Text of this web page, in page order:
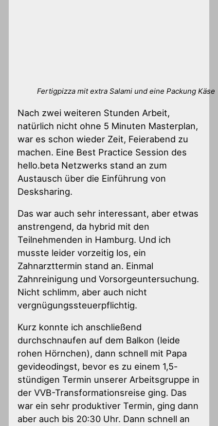
Fertigpizza mit extra Salami und eine Packung Käse
Nach zwei weiteren Stunden Arbeit,
natürlich nicht ohne 5 Minuten Masterplan,
war es schon wieder Zeit, Feierabend zu
machen. Eine Best Practice Session des
hello.beta Netzwerks stand an zum
Austausch über die Einführung von
Desksharing.
Das war auch sehr interessant, aber etwas
anstrengend, da hybrid mit den
Teilnehmenden in Hamburg. Und ich
musste leider vorzeitig los, ein
Zahnarzttermin stand an. Einmal
Zahnreinigung und Vorsorgeuntersuchung.
Nicht schlimm, aber auch nicht
vergnügungssteuerpflichtig.
Kurz konnte ich anschließend
durchschnaufen auf dem Balkon (leide
rohen Hörnchen), dann schnell mit Papa
gevideodingst, bevor es zu einem 1,5-
stündigen Termin unserer Arbeitsgruppe in
der VVB-Transformationsreise ging. Das
war ein sehr produktiver Termin, ging dann
aber auch bis 20:30 Uhr. Dann schnell an